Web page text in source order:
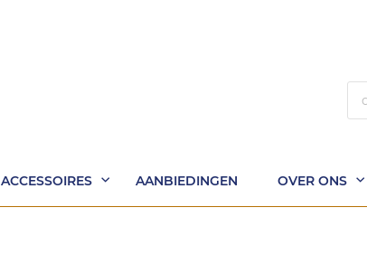
ACCESSOIRES AANBIEDINGEN OVER ONS